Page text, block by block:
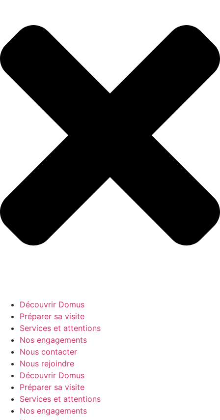
Découvrir Domus
Préparer sa visite
Services et attentions
Nos engagements
Nous contacter
Nous rejoindre
Découvrir Domus
Préparer sa visite
Services et attentions
Nos engagements